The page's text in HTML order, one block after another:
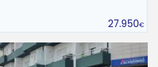
27.950€